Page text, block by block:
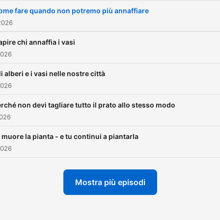
progettazione del
paesaggista.
Il taglio non è divulgativo nel
podcast per chi vuole capire
perché il giardino è fatto
determinano, come si
uno spazio verde con
fare quando non potremo più annaffiare
chi annaffia i vasi
alberi e i vasi nelle nostre città
non devi tagliare tutto il prato allo stesso modo
muore la pianta - e tu continui a piantarla
Mostra più episodi